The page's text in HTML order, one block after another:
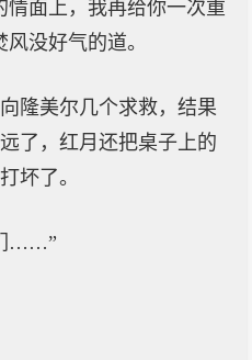
情面上，我再给你一次重
没好气的道。
隆美尔几个求救，结果
了，红月还把桌子上的
坏了。
……”